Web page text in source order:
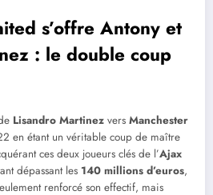
s’offre Antony et
: le double coup
Lisandro Martinez vers Manchester
en étant un véritable coup de maître
ces deux joueurs clés de l’Ajax
dépassant les 140 millions d’euros,
renforcé son effectif, mais